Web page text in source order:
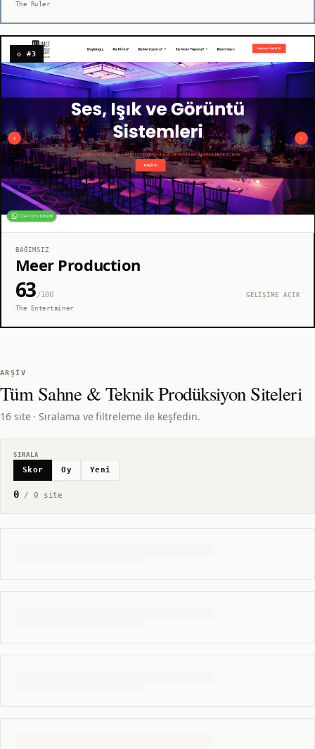
The Ruler
◇ #3
BAĞIMSIZ
Meer Production
63/100
GELİŞİME AÇIK
The Entertainer
ARŞIV
TümSahne & Teknik ProdüksiyonSiteleri
16 site · Sıralama ve filtreleme ile keşfedin.
SIRALA
Skor Oy Yeni
0/ 0 site